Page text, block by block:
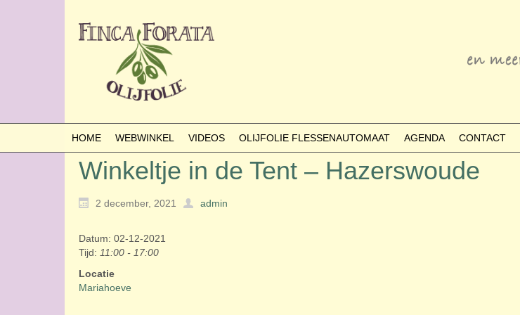
HOME WEBWINKEL VIDEOS OLIJFOLIE FLESSENAUTOMAAT AGENDA CONTACT
Winkeltje in de Tent – Hazerswoude
2 december, 2021
admin
Datum: 02-12-2021
Tijd: 11:00 - 17:00
Locatie
Mariahoeve